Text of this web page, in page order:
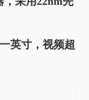
英寸，视频超